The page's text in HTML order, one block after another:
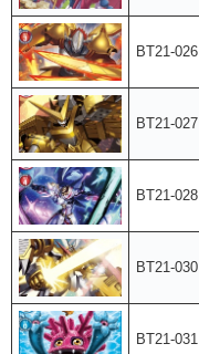
BT21-026
BT21-027
BT21-028
BT21-030
BT21-031